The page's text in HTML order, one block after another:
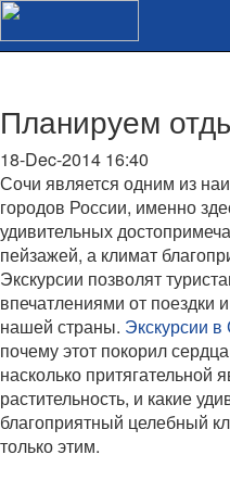
Планируем
18-Dec-2014 16:40
Сочи является одним из
городов России, именно
удивительных
пейзажей, а климат
Экскурсии позволят
впечатлениями от поездки
нашей страны. Экскурсии в
почему этот покорил
насколько притягательной
растительность, и какие
благоприятный целебный
только этим.